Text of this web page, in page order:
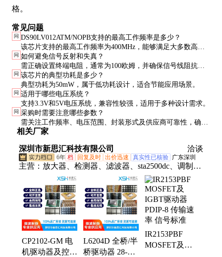
格。
常见问题
问 DS90LV012ATM/NOPB支持的最高工作频率是多少？
该芯片支持的最高工作频率为400MHz，能够满足大多数高速
数据传输需求。
问 如何避免信号反射和失真？
需正确设置终端电阻，通常为100欧姆，并确保信号线阻抗匹
配。避免使用过长的信号线。
问 该芯片的典型功耗是多少？
典型功耗为50mW，属于低功耗设计，适合节能应用场景。
问 适用于哪些电压系统？
支持3.3V和5V电压系统，兼容性较强，适用于多种设计需求。
问 采购时需要注意哪些参数？
需关注工作频率、电压范围、封装形式及供应商可靠性，确保
符合系统设计要求。
相关厂家
深圳市新思汇科技有限公司 洽谈
6年 档 回复及时 出价迅速 真实性已核验 广东深圳
主营： 放大器、检测器、滤波器、sta2500dc、调制
器、发射器、接收器、衰减器、解调器、变压器、合
成器、收发器、偏置器、振荡器、tda7708str、rfid天
线、终端负载、隔直流器、微波射频、集成电路、同
轴开关、接入监控ic、频率综合器、便携式仪器、mcl
电子开关
CP2102-GM 电
机驱动器及控制
L6204D 全桥/半
桥驱动器 28-
IR2153PBF
MOSFET及